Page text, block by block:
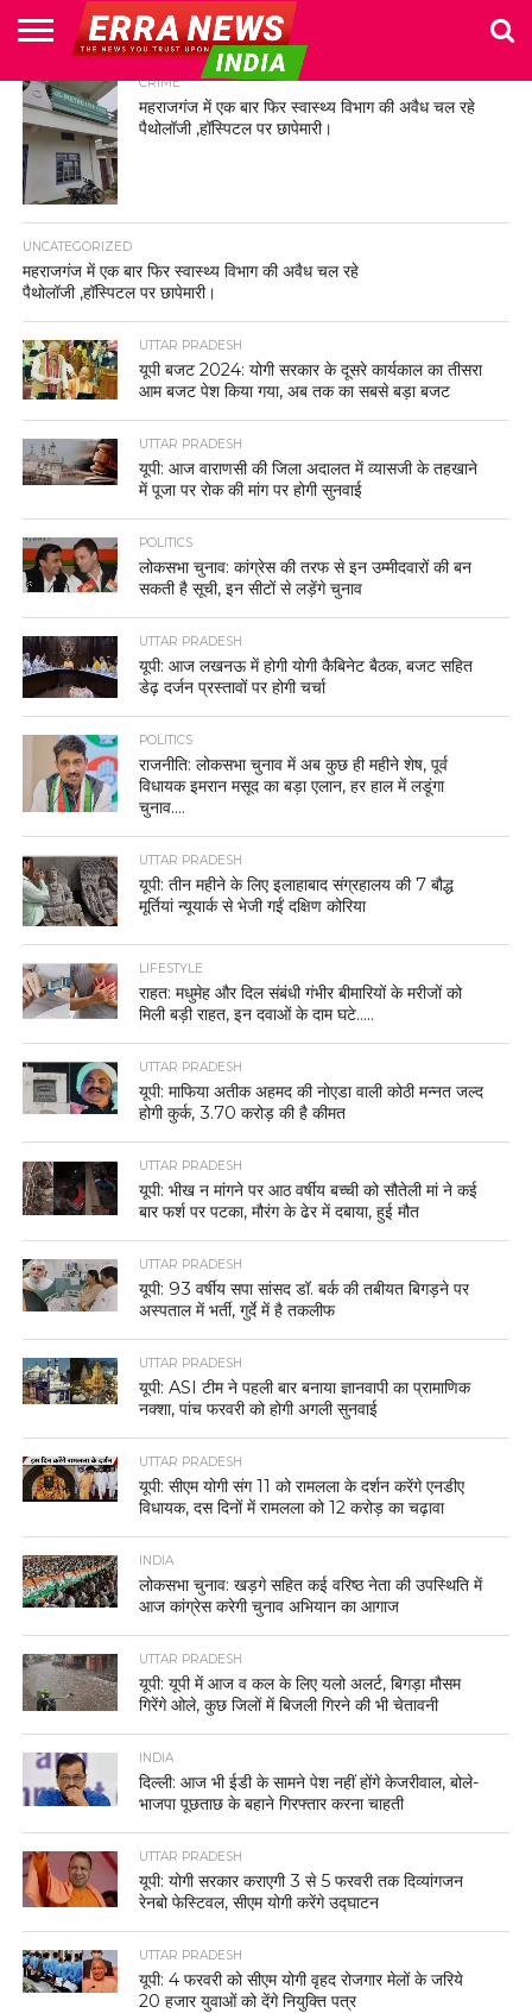
HOME
POLITICS
NEWS
BUSINESS
CULTURE
NATIONAL
SPORTS
LIFESTYLE
TRAVEL
OPINION
BREAKING
NEWS
ENTERTAINMENT
WORLD
CRIME
JOIN
US
CRIME
महराजगंज में एक बार फिर स्वास्थ्य विभाग की अवैध चल रहे
पैथोलॉजी ,हॉस्पिटल पर छापेमारी।
UNCATEGORIZED
महराजगंज में एक बार फिर स्वास्थ्य विभाग की अवैध चल रहे
पैथोलॉजी ,हॉस्पिटल पर छापेमारी।
UTTAR PRADESH
यूपी बजट 2024: योगी सरकार के दूसरे कार्यकाल का तीसरा
आम बजट पेश किया गया, अब तक का सबसे बड़ा बजट
UTTAR PRADESH
यूपी: आज वाराणसी की जिला अदालत में व्यासजी के तहखाने
में पूजा पर रोक की मांग पर होगी सुनवाई
POLITICS
लोकसभा चुनाव: कांग्रेस की तरफ से इन उम्मीदवारों की बन
सकती है सूची, इन सीटों से लड़ेंगे चुनाव
UTTAR PRADESH
यूपी: आज लखनऊ में होगी योगी कैबिनेट बैठक, बजट सहित
डेढ़ दर्जन प्रस्तावों पर होगी चर्चा
POLITICS
राजनीति: लोकसभा चुनाव में अब कुछ ही महीने शेष, पूर्व
विधायक इमरान मसूद का बड़ा एलान, हर हाल में लडूंगा
चुनाव….
UTTAR PRADESH
यूपी: तीन महीने के लिए इलाहाबाद संग्रहालय की 7 बौद्ध
मूर्तियां न्यूयार्क से भेजी गईं दक्षिण कोरिया
LIFESTYLE
राहत: मधुमेह और दिल संबंधी गंभीर बीमारियों के मरीजों को
मिली बड़ी राहत, इन दवाओं के दाम घटे…..
UTTAR PRADESH
यूपी: माफिया अतीक अहमद की नोएडा वाली कोठी मन्नत जल्द
होगी कुर्क, 3.70 करोड़ की है कीमत
UTTAR PRADESH
यूपी: भीख न मांगने पर आठ वर्षीय बच्ची को सौतेली मां ने कई
बार फर्श पर पटका, मौरंग के ढेर में दबाया, हुई मौत
UTTAR PRADESH
यूपी: 93 वर्षीय सपा सांसद डॉ. बर्क की तबीयत बिगड़ने पर
अस्पताल में भर्ती, गुर्दे में है तकलीफ
UTTAR PRADESH
यूपी: ASI टीम ने पहली बार बनाया ज्ञानवापी का प्रामाणिक
नक्शा, पांच फरवरी को होगी अगली सुनवाई
UTTAR PRADESH
यूपी: सीएम योगी संग 11 को रामलला के दर्शन करेंगे एनडीए
विधायक, दस दिनों में रामलला को 12 करोड़ का चढ़ावा
INDIA
लोकसभा चुनाव: खड़गे सहित कई वरिष्ठ नेता की उपस्थिति में
आज कांग्रेस करेगी चुनाव अभियान का आगाज
UTTAR PRADESH
यूपी: यूपी में आज व कल के लिए यलो अलर्ट, बिगड़ा मौसम
गिरेंगे ओले, कुछ जिलों में बिजली गिरने की भी चेतावनी
INDIA
दिल्ली: आज भी ईडी के सामने पेश नहीं होंगे केजरीवाल, बोले-
भाजपा पूछताछ के बहाने गिरफ्तार करना चाहती
UTTAR PRADESH
यूपी: योगी सरकार कराएगी 3 से 5 फरवरी तक दिव्यांगजन
रेनबो फेस्टिवल, सीएम योगी करेंगे उद्घाटन
UTTAR PRADESH
यूपी: 4 फरवरी को सीएम योगी वृहद रोजगार मेलों के जरिये
20 हजार युवाओं को देंगे नियुक्ति पत्र